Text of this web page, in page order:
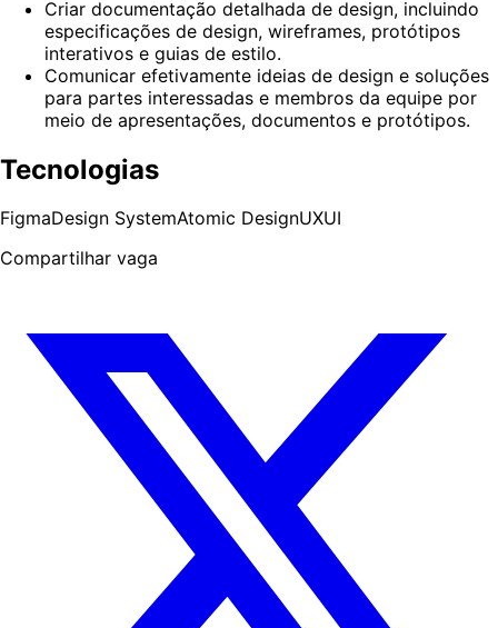
Criar documentação detalhada de design, incluindo
especificações de design, wireframes, protótipos
interativos e guias de estilo.
Comunicar efetivamente ideias de design e soluções
para partes interessadas e membros da equipe por
meio de apresentações, documentos e protótipos.
Tecnologias
FigmaDesign SystemAtomic DesignUXUI
Compartilhar vaga